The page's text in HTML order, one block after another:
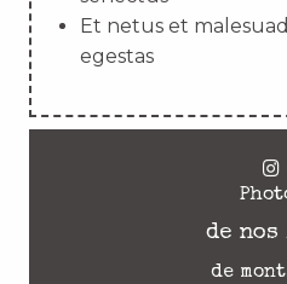
Et netus et
egestas
de nos
de